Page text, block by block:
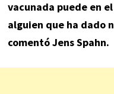
vacunada puede en
alguien que ha dado
comentó Jens Spahn.